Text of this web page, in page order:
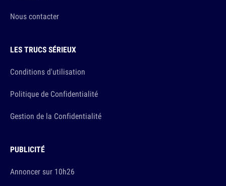
Nous contacter
LES TRUCS SÉRIEUX
Conditions d'utilisation
Politique de Confidentialité
Gestion de la Confidentialité
PUBLICITÉ
Annoncer sur 10h26